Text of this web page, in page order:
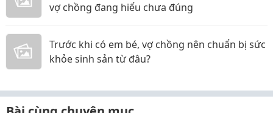
vợ chồng đang hiểu chưa đúng
Trước khi có em bé, vợ chồng nên chuẩn bị sức
khỏe sinh sản từ đâu?